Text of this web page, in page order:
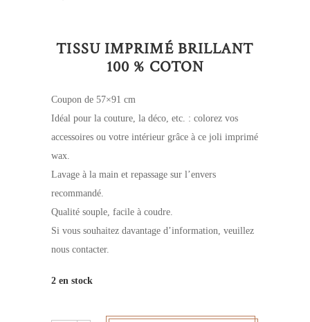
TISSU IMPRIMÉ BRILLANT
100 % COTON
Coupon de 57×91 cm
Idéal pour la couture, la déco, etc. : colorez vos
accessoires ou votre intérieur grâce à ce joli imprimé
wax.
Lavage à la main et repassage sur l’envers
recommandé.
Qualité souple, facile à coudre.
Si vous souhaitez davantage d’information, veuillez
nous contacter.
2 en stock